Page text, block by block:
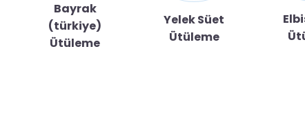
Bayrak
(türkiye)
Ütüleme
Yelek Süet
Ütüleme